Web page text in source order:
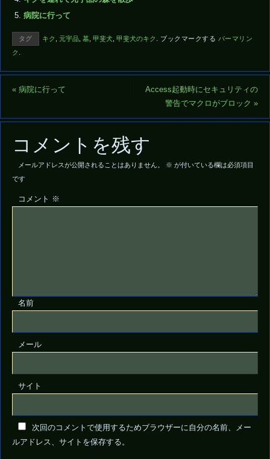
病院に行って
タグ キク 元宇品, 墓, 甲斐犬 甲斐犬のキク ブックマークする パーマリン
ク
«病院に行って
Access起動時にセキュリティの
警告でマクロがブロック»
コメントを残す
メールアドレスが公開されることはありません。 ※ が付いている欄は必須項目
です
コメント ※
名前
メール
サイト
次回のコメントで使用するためブラウザーに自分の名前、メー
ルアドレス、サイトを保存する。